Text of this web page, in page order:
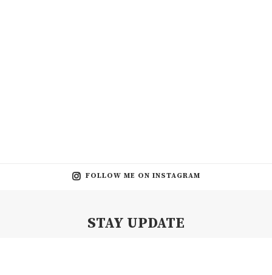
FOLLOW ME ON INSTAGRAM
STAY UPDATE